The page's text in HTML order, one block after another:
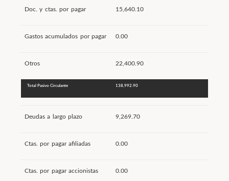
Doc. y ctas. por pagar 15,640.10
Gastos acumulados por pagar 0.00
Otros 22,400.90
Total Pasivo Circulante 138,992.90
Deudas a largo plazo 9,269.70
Ctas. por pagar afiliadas 0.00
Ctas. por pagar accionistas 0.00